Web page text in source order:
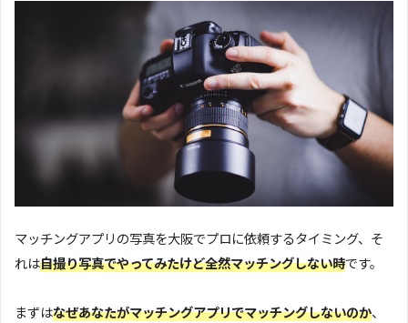
マッチングアプリの写真を大阪でプロに依頼するタイミング、そ
れは自撮り写真でやってみたけど全然マッチングしない時です。
まずはなぜあなたがマッチングアプリでマッチングしないのか、